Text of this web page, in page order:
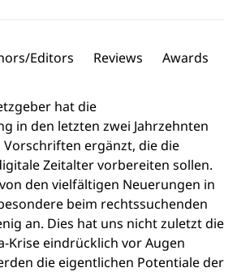
Editors Reviews Awards
hat die
in den letzten zwei Jahrzehnten
Vorschriften ergänzt, die die
Zeitalter vorbereiten sollen.
den vielfältigen Neuerungen in
beim rechtssuchenden
an. Dies hat uns nicht zuletzt die
Krise eindrücklich vor Augen
die eigentlichen Potentiale der